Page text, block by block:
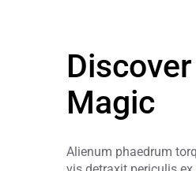
Magic
Alienum phaedrum